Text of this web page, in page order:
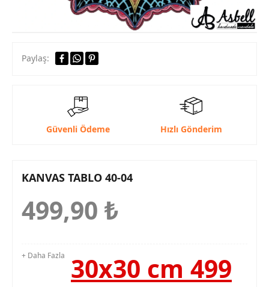
Paylaş:
Güvenli Ödeme Hızlı Gönderim
KANVAS TABLO 40-04
499,90 ₺
+ Daha Fazla
30x30 cm 499